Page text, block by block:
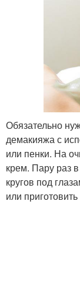
Обязательно
демакияжа с
или пенки. На
крем. Пару раз
кругов под
или